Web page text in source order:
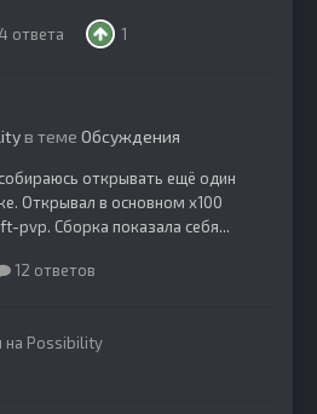
4 ответа 1
в теме Обсуждения
открывать ещё один
Открывал в основном x100
pvp. Сборка показала себя...
12 ответов
на Possibility